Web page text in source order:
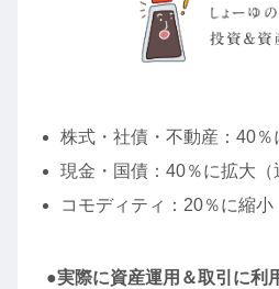
株式・社債・不動産：40％
現金・国債：40％に拡大（
コモディティ：20％に縮小
●実際に資産運用＆取引に利